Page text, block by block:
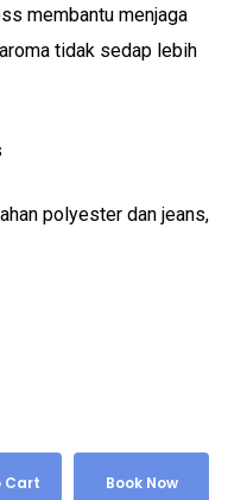
membantu menjaga
tidak sedap lebih
polyester dan jeans,
Cart Book Now